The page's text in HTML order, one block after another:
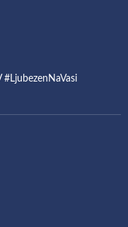
#LjubezenNaVasi